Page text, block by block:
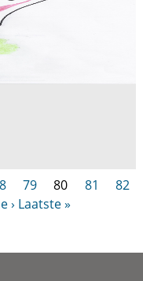
79 80 81
82
› Laatste »